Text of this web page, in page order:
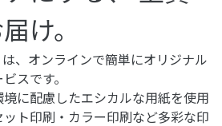
け。
、オンラインで簡単にオリジナル
スです。
に配慮したエシカルな用紙を使用
ト印刷・カラー印刷など多彩な印